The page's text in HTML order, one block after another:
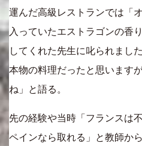
運んだ高級レストランでは「
入っていたエストラゴンの香
してくれた先生に叱られまし
本物の料理だったと思います
ね」と語る。
先の経験や当時「フランスは
ペインなら取れる」と教師か